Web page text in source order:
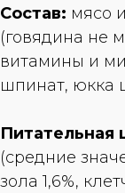
Состав: мясо
(говядина не
витамины и
шпинат, юкка
Питательная
(средние
зола 1,6%,